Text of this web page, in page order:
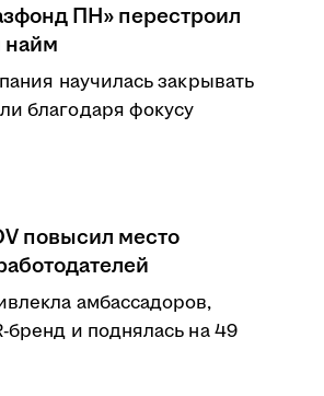
ПН» перестроил
найм
научилась закрывать
благодаря фокусу
повысил место
амбассадоров,
бренд и поднялась на 49